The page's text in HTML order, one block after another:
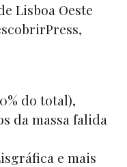
Lisboa Oeste
do total),
da massa falida
e mais